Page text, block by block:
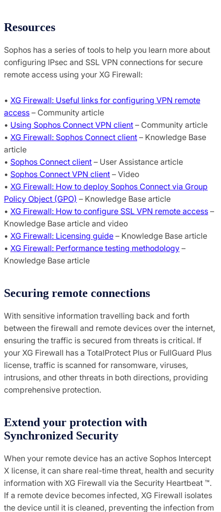
Resources
Sophos has a series of tools to help you learn more about
configuring IPsec and SSL VPN connections for secure
remote access using your XG Firewall:
• XG Firewall: Useful links for configuring VPN remote
access – Community article
• Using Sophos Connect VPN client – Community article
• XG Firewall: Sophos Connect client – Knowledge Base
article
• Sophos Connect client – User Assistance article
• Sophos Connect VPN client – Video
• XG Firewall: How to deploy Sophos Connect via Group
Policy Object (GPO) – Knowledge Base article
• XG Firewall: How to configure SSL VPN remote access –
Knowledge Base article and video
• XG Firewall: Licensing guide – Knowledge Base article
• XG Firewall: Performance testing methodology –
Knowledge Base article
Securing remote connections
With sensitive information travelling back and forth
between the firewall and remote devices over the internet,
ensuring the traffic is secured from threats is critical. If
your XG Firewall has a TotalProtect Plus or FullGuard Plus
license, traffic is scanned for ransomware, viruses,
intrusions, and other threats in both directions, providing
comprehensive protection.
Extend your protection with
Synchronized Security
When your remote device has an active Sophos Intercept
X license, it can share real-time threat, health and security
information with XG Firewall via the Security Heartbeat ™.
If a remote device becomes infected, XG Firewall isolates
the device until it is cleaned, preventing the infection from